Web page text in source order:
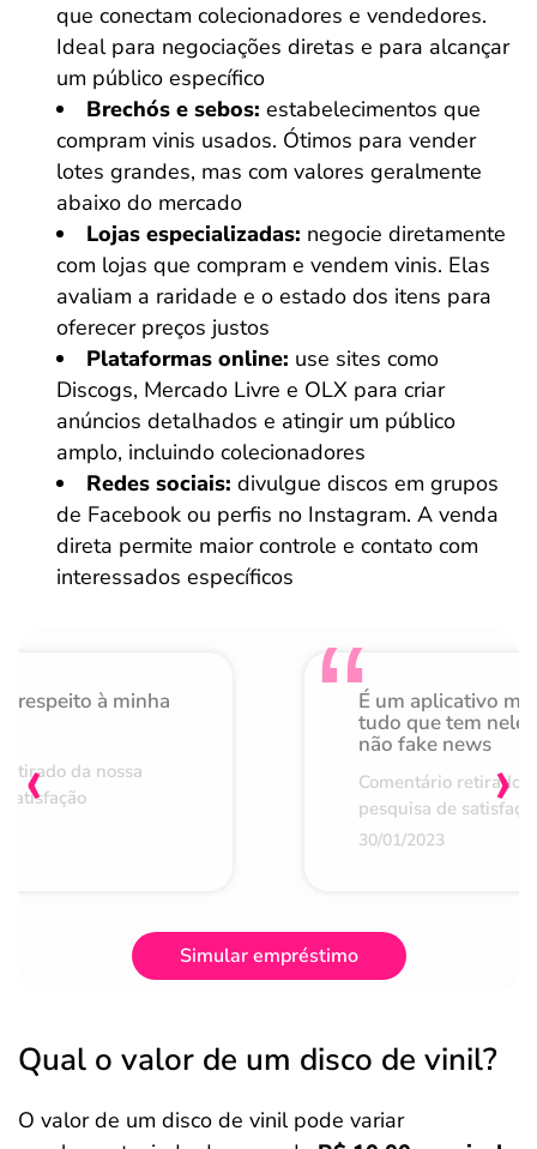
que conectam colecionadores e vendedores.
Ideal para negociações diretas e para alcançar
um público específico
Brechós e sebos: estabelecimentos que
compram vinis usados. Ótimos para vender
lotes grandes, mas com valores geralmente
abaixo do mercado
Lojas especializadas: negocie diretamente
com lojas que compram e vendem vinis. Elas
avaliam a raridade e o estado dos itens para
oferecer preços justos
Plataformas online: use sites como
Discogs, Mercado Livre e OLX para criar
anúncios detalhados e atingir um público
amplo, incluindo colecionadores
Redes sociais: divulgue discos em grupos
de Facebook ou perfis no Instagram. A venda
direta permite maior controle e contato com
interessados específicos
respeito à minha
da nossa
É um aplicativo
tudo que tem nele
não fake news
Comentário retirado
pesquisa de
30/01/2023
‹ ›
Simular empréstimo
Qual o valor de um disco de vinil?
O valor de um disco de vinil pode variar